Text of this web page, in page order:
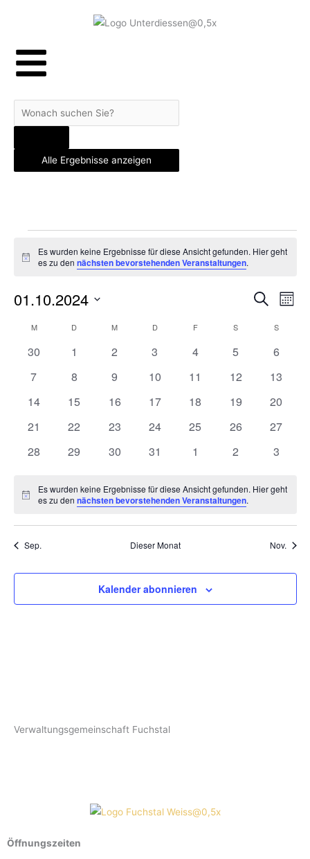
Search
...
Alle Ergebnisse anzeigen
Hinweis
Es wurden keine Ergebnisse für diese Ansicht gefunden. Hier geht
es zu dennächsten bevorstehenden Veranstaltungen.
Ansichten,
Suche
01.10.2024
Kalender
von
M D M D F S S
0
30
0
1
0
2
0
3
0
4
0
5
0
6
0
7
0
8
0
9
0
10
0
11
0
12
0
13
0
14
0
15
0
16
0
17
0
18
0
19
0
20
0
21
0
22
0
23
0
24
0
25
0
26
0
27
0
28
0
29
0
30
0
31
0
1
0
2
0
3
Hinweis
Es wurden keine Ergebnisse für diese Ansicht gefunden. Hier geht
es zu dennächsten bevorstehenden Veranstaltungen.
Sep. Dieser Monat Nov.
Kalender abonnieren
Verwaltungsgemeinschaft Fuchstal
Öffnungszeiten